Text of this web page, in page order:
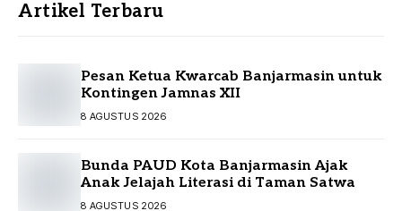
Artikel Terbaru
Pesan Ketua Kwarcab Banjarmasin untuk
Kontingen Jamnas XII
8 AGUSTUS 2026
Bunda PAUD Kota Banjarmasin Ajak
Anak Jelajah Literasi di Taman Satwa
8 AGUSTUS 2026